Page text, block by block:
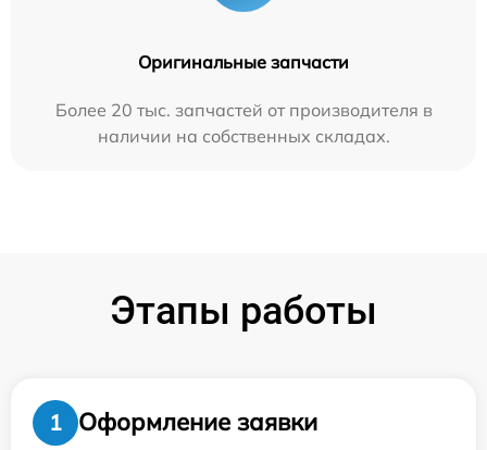
Оригинальные запчасти
Более 20 тыс. запчастей от производителя в
наличии на собственных складах.
Этапы работы
1
Оформление заявки